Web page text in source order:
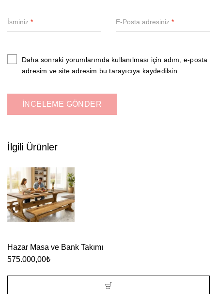
İsminiz * E-Posta adresiniz *
Daha sonraki yorumlarımda kullanılması için adım, e-posta
adresim ve site adresim bu tarayıcıya kaydedilsin.
İlgili Ürünler
Hazar Masa ve Bank Takımı
575.000,00₺